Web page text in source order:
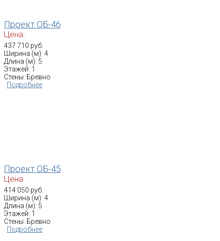
Проект ОБ-46
Цена:
437 710 руб.
Ширина (м): 4
Длина (м): 5
Этажей: 1
Стены: Бревно
Подробнее
Проект ОБ-45
Цена:
414 050 руб.
Ширина (м): 4
Длина (м): 5
Этажей: 1
Стены: Бревно
Подробнее